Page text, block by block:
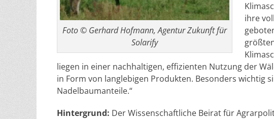
Foto © Gerhard Hofmann, Agentur Zukunft für
Solarify
ihre
liegen in einer nachhaltigen, effizienten Nutzung der
in Form von langlebigen Produkten. Besonders wichtig
Nadelbaumanteile.“
Hintergrund: Der Wissenschaftliche Beirat für